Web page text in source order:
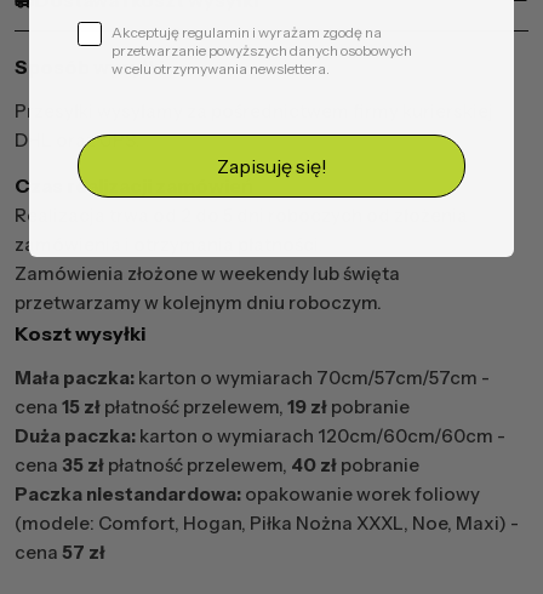
Sposób wysyłki
Przesyłki wysyłamy za pośrednictwem firmy kurierskiej
DHL oraz UPS.
Czas realizacji zamówień
Realizacja trwa od 2 do 5 dni roboczych od złożenia
zamówienia i otrzymania płatności.
Zamówienia złożone w weekendy lub święta
przetwarzamy w kolejnym dniu roboczym.
Koszt wysyłki
Mała paczka: karton o wymiarach 70cm/57cm/57cm -
cena 15 zł płatność przelewem, 19 zł pobranie
Duża paczka: karton o wymiarach 120cm/60cm/60cm -
cena 35 zł płatność przelewem, 40 zł pobranie
Paczka niestandardowa: opakowanie worek foliowy
(modele: Comfort, Hogan, Piłka Nożna XXXL, Noe, Maxi) -
cena 57 zł
Akceptuję regulamin i wyrażam zgodę na
przetwarzanie powyższych danych osobowych
w celu otrzymywania newslettera.
Zapisuję się!